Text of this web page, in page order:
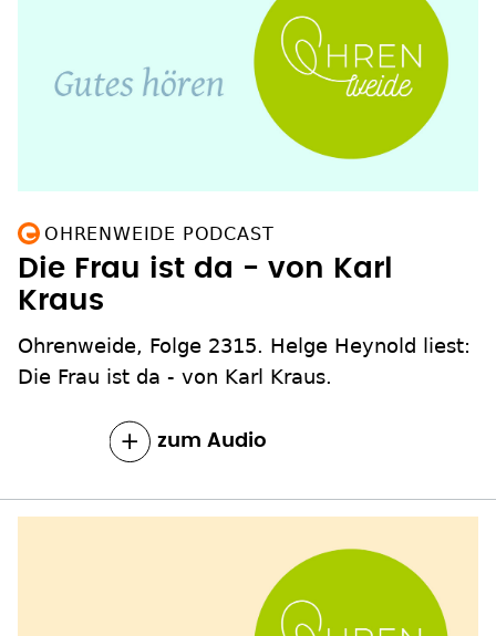
OHRENWEIDE PODCAST
Die Frau ist da - von Karl
Kraus
Ohrenweide, Folge 2315. Helge Heynold liest:
Die Frau ist da - von Karl Kraus.